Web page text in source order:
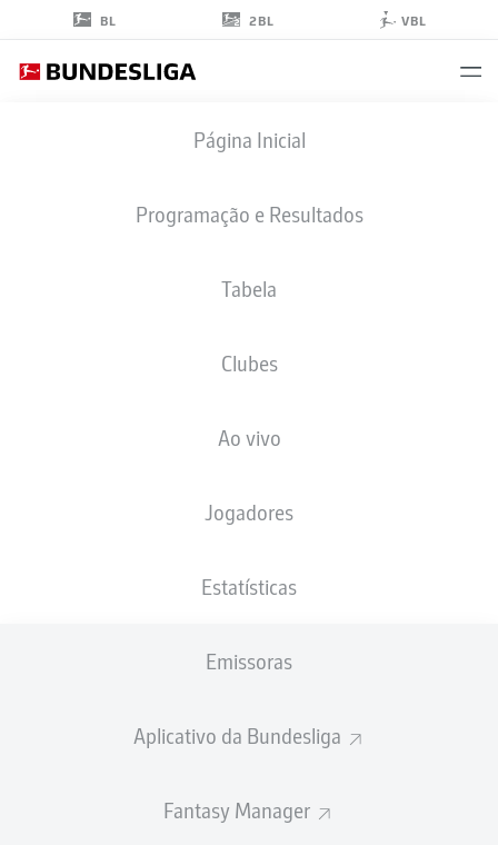
BL 2BL VBL
Página Inicial
Programação e Resultados
Tabela
Clubes
Ao vivo
Jogadores
Estatísticas
Emissoras
Aplicativo da Bundesliga
Fantasy Manager